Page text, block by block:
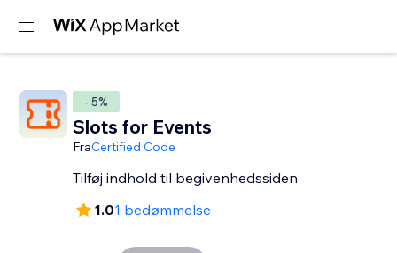
- 5%
Slots for Events
FraCertified Code
Tilføj indhold til begivenhedssiden
1.01 bedømmelse